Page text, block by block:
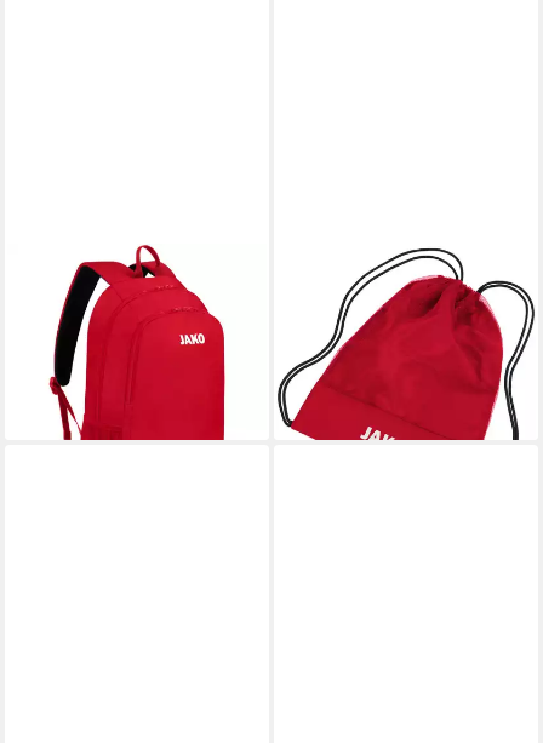
Rucksack Jako Rucksack One
1801
21,89 €
lieferbar - in 6-8 Werktagen bei dir
Sporttasche Unisex Gymsack
Team 2.0
16,29 €
lieferbar - in 6-8 Werktagen bei dir